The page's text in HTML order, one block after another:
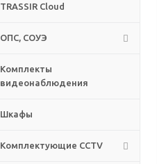
TRASSIR Cloud
ОПС, СОУЭ
Комплекты
видеонаблюдения
Шкафы
Комплектующие CCTV